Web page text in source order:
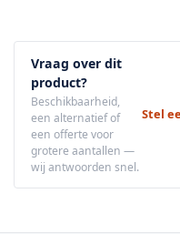
Vraag over dit
product?
Beschikbaarheid,
een alternatief of
een offerte voor
grotere aantallen —
wij antwoorden snel.
Stel